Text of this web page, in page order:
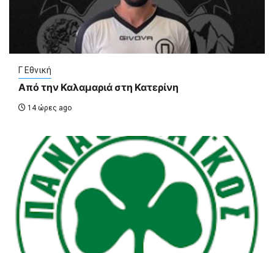
Γ Εθνική
Από την Καλαμαριά στη Κατερίνη
14 ώρες ago